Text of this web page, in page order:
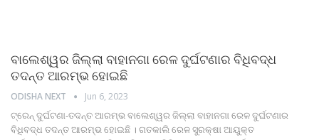
ବାଲେଶ୍ୱର ଜିଲ୍ଲା ବାହାନଗା ରେଳ ଦୁର୍ଘଟଣାର ବିଧିବଦ୍ଧ
ତଦନ୍ତ ଆରମ୍ଭ ହୋଇଛି
ODISHA NEXT Jun 6, 2023
ଟ୍ରେନ୍‍ ଦୁର୍ଘଟଣା-ତଦନ୍ତ ଆରମ୍ଭ ବାଲେଶ୍ୱର ଜିଲ୍ଲା ବାହାନଗା ରେଳ ଦୁର୍ଘଟଣାର
ବିଧିବଦ୍ଧ ତଦନ୍ତ ଆରମ୍ଭ ହୋଇଛି । ଗତକାଲି ରେଳ ସୁରକ୍ଷା ଆୟୁକ୍ତ